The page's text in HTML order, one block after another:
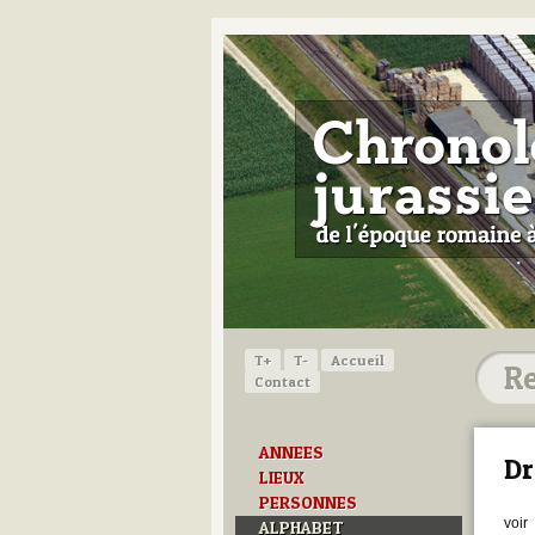
T+ T-
Accueil
Contact
ANNEES
LIEUX
PERSONNES
ALPHABET
voir